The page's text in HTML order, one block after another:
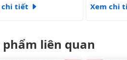
chi tiết
Xem chi
phẩm liên quan